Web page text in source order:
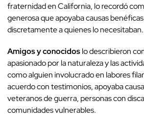
fraternidad en California, lo recordó
generosa que apoyaba causas
discretamente a quienes lo necesitaban.
Amigos y conocidoslo describieron
apasionado por la naturaleza y las
como alguien involucrado en labores
acuerdo con testimonios, apoyaba
veteranos de guerra, personas con
comunidades vulnerables.